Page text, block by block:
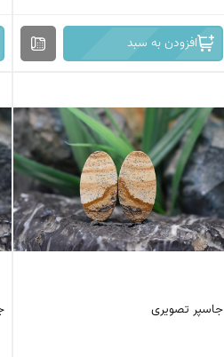
افزودن به سبد
جاسپر تصویری